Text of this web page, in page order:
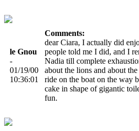
le Gnou
-
01/19/00
10:36:01
Comments:
dear Ciara, I actually did
people told me I did, and I
Nadia till complete
about the lions and about
ride on the boat on the way
cake in shape of gigantic
fun.